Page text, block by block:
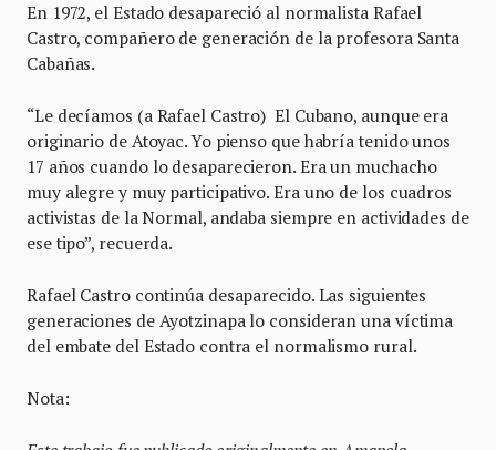
En 1972, el Estado desapareció al normalista Rafael
Castro, compañero de generación de la profesora Santa
Cabañas.
“Le decíamos (a Rafael Castro) El Cubano, aunque era
originario de Atoyac. Yo pienso que habría tenido unos
17 años cuando lo desaparecieron. Era un muchacho
muy alegre y muy participativo. Era uno de los cuadros
activistas de la Normal, andaba siempre en actividades de
ese tipo”, recuerda.
Rafael Castro continúa desaparecido. Las siguientes
generaciones de Ayotzinapa lo consideran una víctima
del embate del Estado contra el normalismo rural.
Nota: